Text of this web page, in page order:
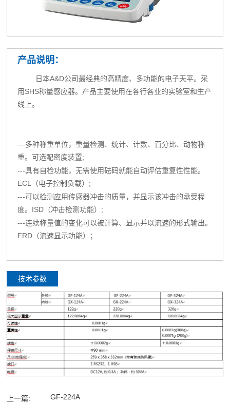
产品说明：
日本A&D公司最经典的高精度、多功能的电子天平。采
用SHS称量感应器。产品主要使用在各行各业的实验室和生产
线上。
---多种称重单位，重量检测、统计、计数、百分比、动物称
重。可选配密度装置;
---具有自检功能，无需使用砝码就能自动评估重复性性能。
ECL（电子控制负载）;
---可以检测应用传感器冲击的质量，并显示该冲击的承受程
度。ISD（冲击检测功能）;
---连续称量值的变化可以被计算、显示并以流速的形式输出。
FRD（流速显示功能）；
技术参数
上一篇: GF-224A